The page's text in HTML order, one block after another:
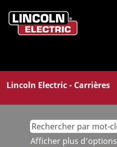
Lincoln Electric - Carrières
Afficher plus d’options